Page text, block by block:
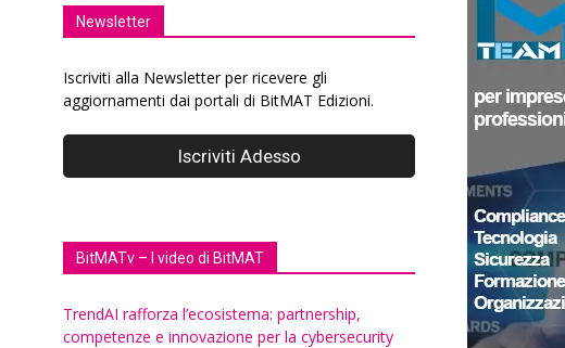
Newsletter
Iscriviti alla Newsletter per ricevere gli
aggiornamenti dai portali di BitMAT Edizioni.
BitMATv – I video di BitMAT
TrendAI rafforza l’ecosistema: partnership,
competenze e innovazione per la cybersecurity